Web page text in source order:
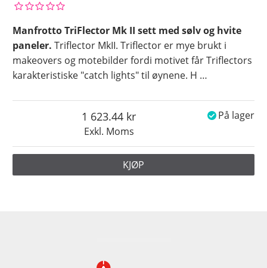
Manfrotto TriFlector Mk II sett med sølv og hvite
paneler. Triflector MkII. Triflector er mye brukt i
makeovers og motebilder fordi motivet får Triflectors
karakteristiske "catch lights" til øynene. H …
Exkl. Moms
1 623.44 På lager
KJØP